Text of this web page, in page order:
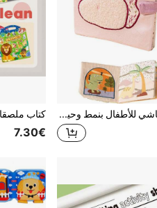
1 قطعة كتاب قماشي للأطفال بنمط وحيد القرن والديناصور، لعبة تعليمية حسية للرضع والأطفال الصغار، كتاب للأطفال للعب اليومي ومواد القراءة للمواليد الجدد
7.30€